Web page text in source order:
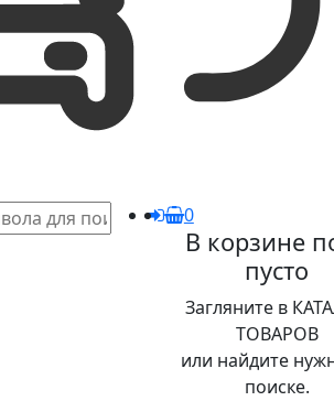
0
В корзине
пусто
Загляните в
ТОВАРОВ
или найдите
поиске.